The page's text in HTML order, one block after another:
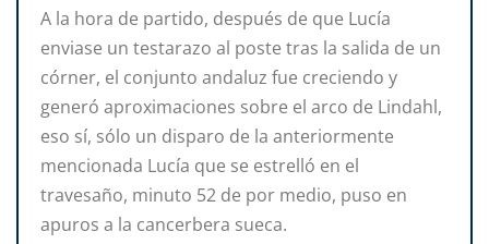
A la hora de partido, después de que Lucía
enviase un testarazo al poste tras la salida de un
córner, el conjunto andaluz fue creciendo y
generó aproximaciones sobre el arco de Lindahl,
eso sí, sólo un disparo de la anteriormente
mencionada Lucía que se estrelló en el
travesaño, minuto 52 de por medio, puso en
apuros a la cancerbera sueca.